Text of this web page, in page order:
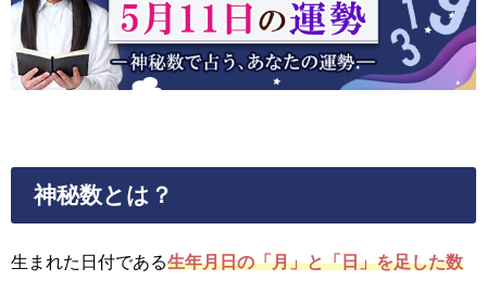
神秘数とは？
生まれた日付である生年月日の「月」と「日」を足した数